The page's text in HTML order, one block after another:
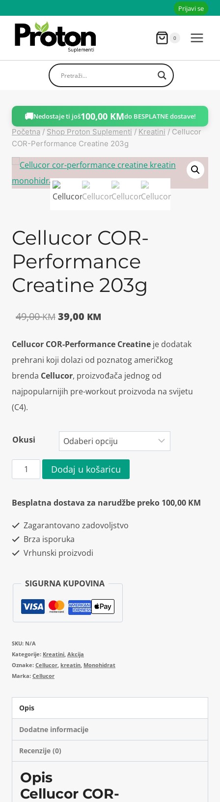
sadržaja
Prijavi se
0
🚚Nedostaje ti još100,00 KMdo BESPLATNE dostave!
Početna / Shop Proton Suplementi / Kreatini / Cellucor
COR-Performance Creatine 203g
Cellucor COR-
Performance
Creatine 203g
49,00KM Izvorna
bila
je:
49,00 KM.
39,00 KM
je:
39,00 KM.
Cellucor COR-Performance Creatine je dodatak
prehrani koji dolazi od poznatog američkog
brenda Cellucor, proizvođača jednog od
najpopularnijih pre-workout proizvoda na svijetu
(C4).
Okusi
Cellucor
COR-
Performance
203g
količina
Dodaj u košaricu
Besplatna dostava za narudžbe preko 100,00 KM
Zagarantovano zadovoljstvo
Brza isporuka
Vrhunski proizvodi
SIGURNA KUPOVINA
SKU: N/A
Kategorije: Kreatini, Akcija
Oznake: Cellucor, kreatin, Monohidrat
Marka: Cellucor
Opis
Dodatne informacije
Recenzije (0)
Opis
Cellucor COR-